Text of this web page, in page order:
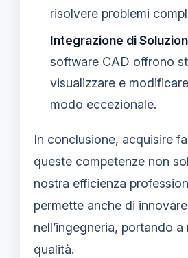
risolvere problemi
Integrazione di
software CAD offrono
visualizzare e
modo eccezionale.
In conclusione, acquisire
queste competenze non
nostra efficienza
permette anche di
nell’ingegneria, portando
qualità.